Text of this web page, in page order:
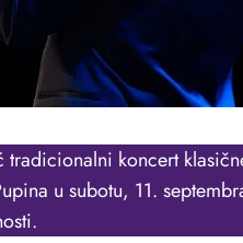
koncert
u subotu, 11.